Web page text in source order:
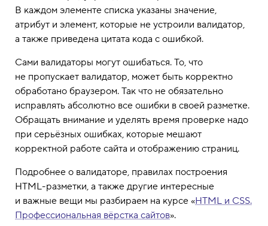
В каждом элементе списка указаны значение,
атрибут и элемент, которые не устроили валидатор,
а также приведена цитата кода с ошибкой.
Сами валидаторы могут ошибаться. То, что
не пропускает валидатор, может быть корректно
обработано браузером. Так что не обязательно
исправлять абсолютно все ошибки в своей разметке.
Обращать внимание и уделять время проверке надо
при серьёзных ошибках, которые мешают
корректной работе сайта и отображению страниц.
Подробнее о валидаторе, правилах построения
HTML-разметки, а также другие интересные
и важные вещи мы разбираем на курсе «HTML и CSS.
Профессиональная вёрстка сайтов».